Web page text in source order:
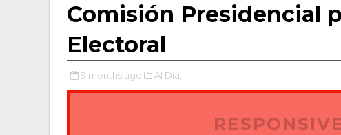
Comisión Presidencial
Electoral
9 months ago Al Día,